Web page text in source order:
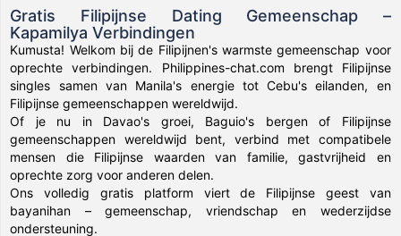
Gratis Filipijnse Dating Gemeenschap –
Kapamilya Verbindingen
Kumusta! Welkom bij de Filipijnen's warmste gemeenschap voor
oprechte verbindingen. Philippines-chat.com brengt Filipijnse
singles samen van Manila's energie tot Cebu's eilanden, en
Filipijnse gemeenschappen wereldwijd.
Of je nu in Davao's groei, Baguio's bergen of Filipijnse
gemeenschappen wereldwijd bent, verbind met compatibele
mensen die Filipijnse waarden van familie, gastvrijheid en
oprechte zorg voor anderen delen.
Ons volledig gratis platform viert de Filipijnse geest van
bayanihan – gemeenschap, vriendschap en wederzijdse
ondersteuning.